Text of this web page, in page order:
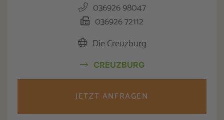
036926 98047
036926 72112
Die Creuzburg
CREUZBURG
JETZT ANFRAGEN